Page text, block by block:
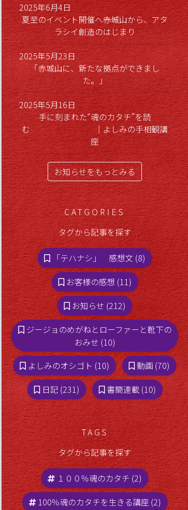
奏会★12/8＠前橋
2025年6月4日
夏至のイベント開催へ――赤城山から、アタ
ラシイ創造のはじまり
2025年5月23日
「赤城山に、新たな拠点ができまし
た。」
2025年5月16日
手に刻まれた“魂のカタチ”を読
む ｜よしみの手相観講
座
お知らせをもっとみる
CATGORIES
タグから記事を探す
「テハナシ」 感想文 (8)
お客様の感想 (11)
お知らせ (212)
ジージョのめがねとローファーと靴下の
おみせ (10)
よしみのオシゴト (10)
動画 (70)
日記 (231)
書簡連載 (10)
TAGS
タグから記事を探す
１００％魂のカタチ (2)
100％魂のカタチを生きる講座 (2)